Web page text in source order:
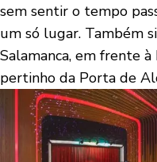
sem sentir o tempo
um só lugar. Também
Salamanca, em frente
pertinho da Porta de